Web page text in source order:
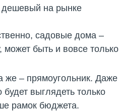
дешевый на рынке
садовые дома –
быть и вовсе только
же – прямоугольник. Даже
будет выглядеть только
рамок бюджета.